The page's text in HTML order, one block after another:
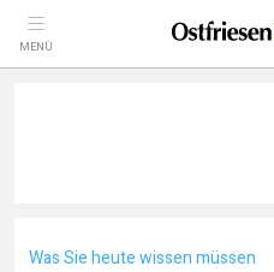
MENÜ
Was Sie heute wissen müssen